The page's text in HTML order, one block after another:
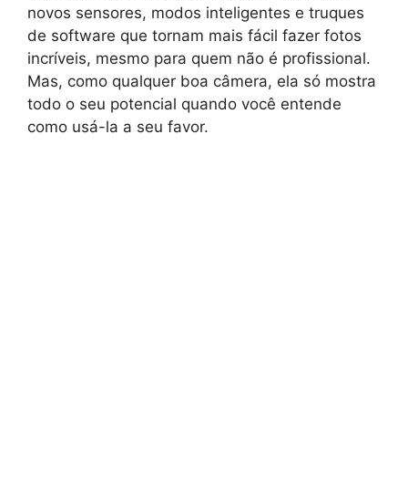
novos sensores, modos inteligentes e truques
de software que tornam mais fácil fazer fotos
incríveis, mesmo para quem não é profissional.
Mas, como qualquer boa câmera, ela só mostra
todo o seu potencial quando você entende
como usá-la a seu favor.